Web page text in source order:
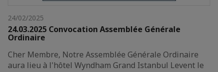
24/02/2025
24.03.2025 Convocation Assemblée Générale
Ordinaire
Cher Membre, Notre Assemblée Générale Ordinaire
aura lieu à l'hôtel Wyndham Grand Istanbul Levent le